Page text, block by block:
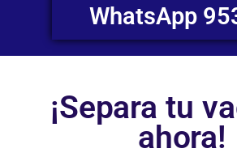
WhatsApp
¡Separa tu
ahora!